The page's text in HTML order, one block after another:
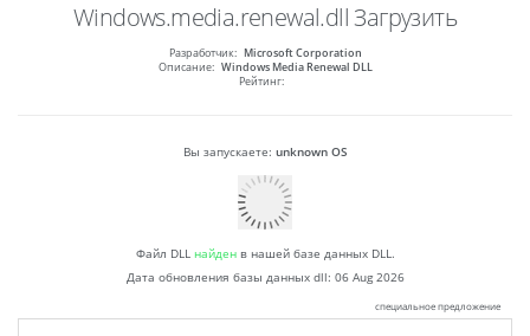
Windows.media.renewal.dllЗагрузить
Разработчик: Microsoft Corporation
Описание: Windows Media Renewal DLL
Рейтинг:
Вы запускаете: unknown OS
Файл DLL найденв нашей базе данных DLL.
Дата обновления базы данных dll: 06 Aug 2026
специальное предложение